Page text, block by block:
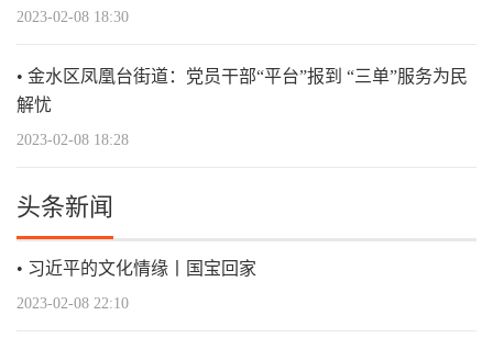
2023-02-08 18:30
金水区凤凰台街道：党员干部“平台”报到 “三单”服务为民
解忧
2023-02-08 18:28
头条新闻
习近平的文化情缘丨国宝回家
2023-02-08 22:10